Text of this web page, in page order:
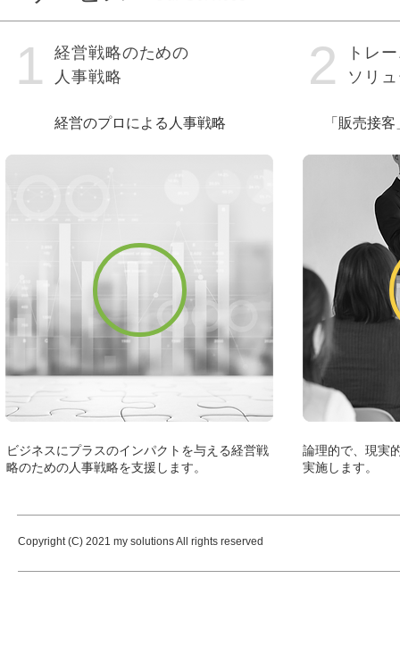
1
経営戦略のための
人事戦略
経営のプロによる人事戦略
ビジネスにプラスのインパクトを与える経営戦
略のための人事戦略を支援します。
2
トレ
ソリ
「販売接
論理的で、現実
実施します。
Copyright (C) 2021 my solutions All rights reserved